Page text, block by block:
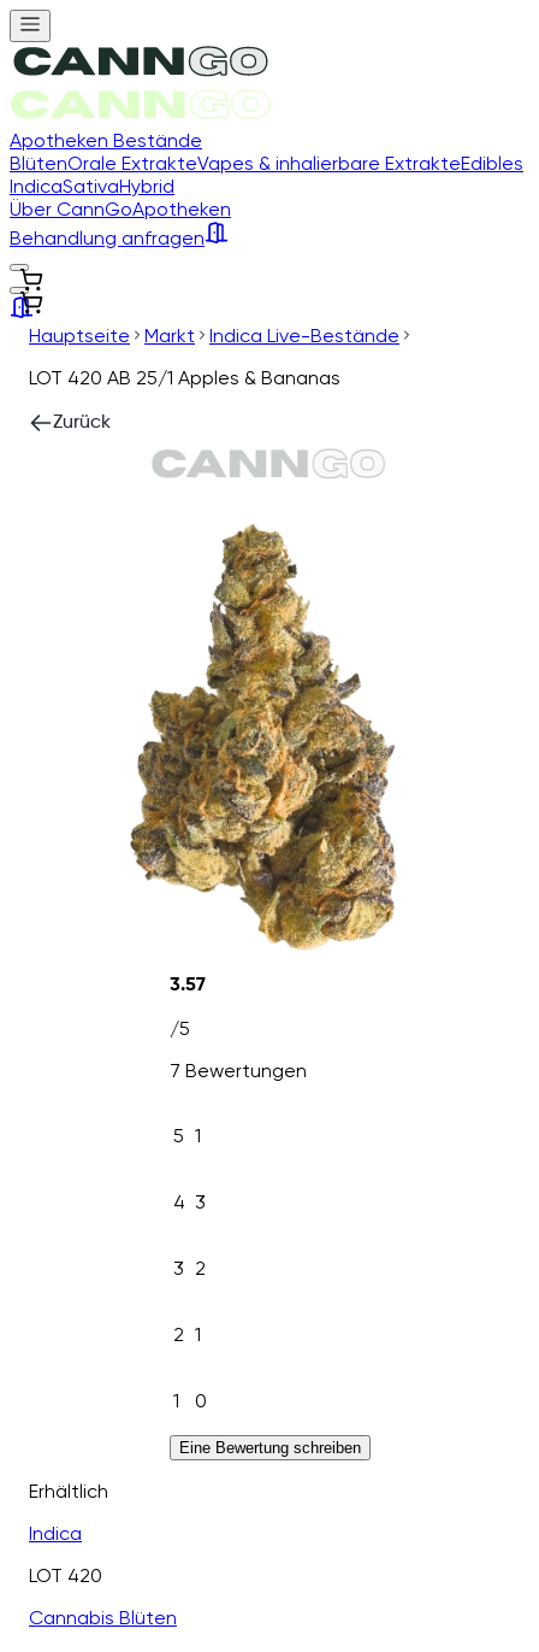
Apotheken Bestände
BlütenOrale ExtrakteVapes & inhalierbare ExtrakteEdibles
IndicaSativaHybrid
Über CannGoApotheken
Behandlung anfragen
Hauptseite Markt
Indica Live-Bestände
LOT 420 AB 25/1 Apples & Bananas
Zurück
3.57
/5
7 Bewertungen
5 1
4 3
3 2
2 1
1 0
Eine Bewertung schreiben
Erhältlich
Indica
LOT 420
Cannabis Blüten